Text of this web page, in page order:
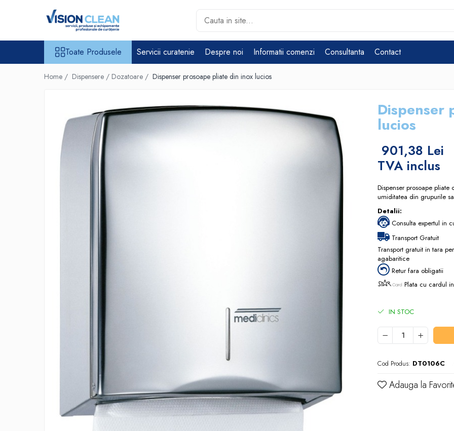
Aspiratoare si masini curatenie
profesionale
Aspiratoare injectie - extractie
Aspiratoare profesionale de
Echipament de curatat cu presiune
Masini de curatat si aspirat
Dezinfectanti maini
Toate Produsele Servicii curatenie Despre noi Informatii comenzi Consultanta Contact
Home / Dispensere / Dozatoare / Dispenser prosoape pliate din inox lucios
Dispenser
lucios
901,38 Lei
TVA inclus
Dispenser prosoape
umiditatea din grupurile
Detalii:
Consulta expertul in
Transport Gratuit
Transport gratuit in tara
agabaritice
Retur fara obligatii
Plata cu cardul
IN STOC
Cod Produs: DT0106C
Adauga la